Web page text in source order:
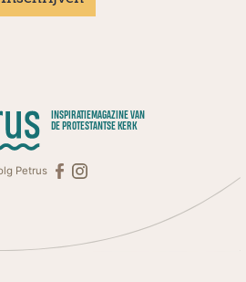
INSPIRATIEMAGAZINE VAN
DE PROTESTANTSE KERK
Petrus